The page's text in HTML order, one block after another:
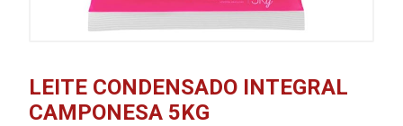
LEITE CONDENSADO INTEGRAL
CAMPONESA 5KG